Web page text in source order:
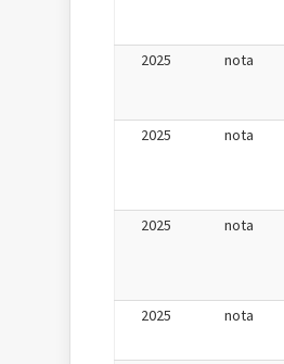
2025 nota
2025 nota
2025 nota
2025 nota